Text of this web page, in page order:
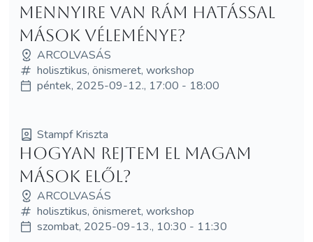
Mennyire van rám hatással
mások véleménye?
ARCOLVASÁS
holisztikus, önismeret, workshop
péntek, 2025-09-12., 17:00 - 18:00
Stampf Kriszta
Hogyan rejtem el magam
mások elől?
ARCOLVASÁS
holisztikus, önismeret, workshop
szombat, 2025-09-13., 10:30 - 11:30